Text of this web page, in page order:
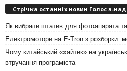
Стрічка останніх новин Голос з-над
Як вибрати штатив для фотоапарата
Електромотори на E-Tron з розборки:
Чому китайський «хайтек» на
втручання програміста